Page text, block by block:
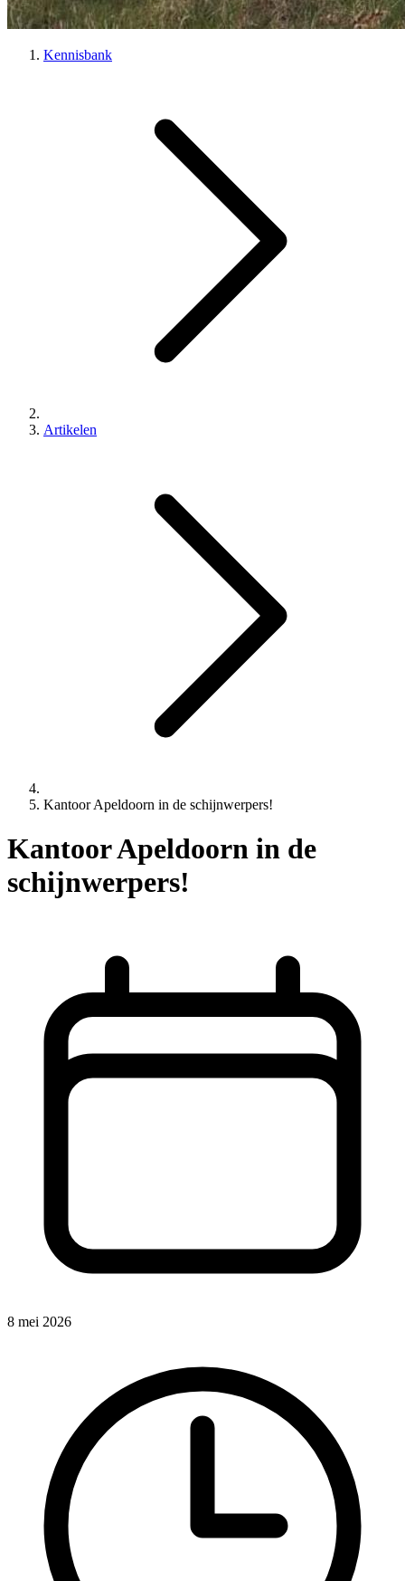
Kennisbank
Artikelen
Kantoor Apeldoorn in de schijnwerpers!
Kantoor Apeldoorn in de
schijnwerpers!
8 mei 2026